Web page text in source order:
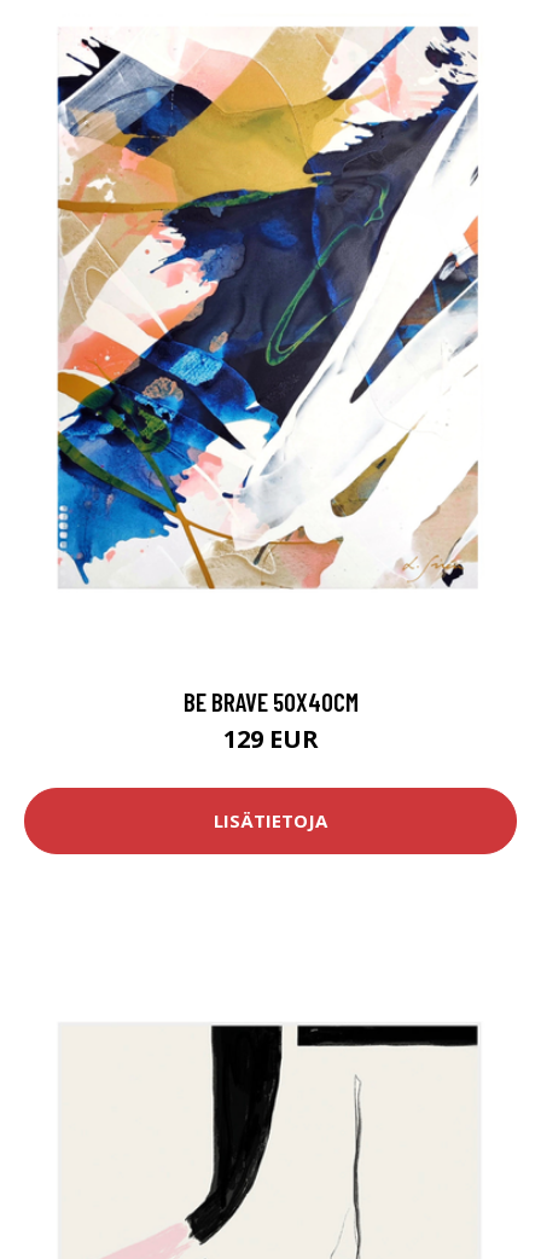
BE BRAVE 50X40CM
129 EUR
LISÄTIETOJA